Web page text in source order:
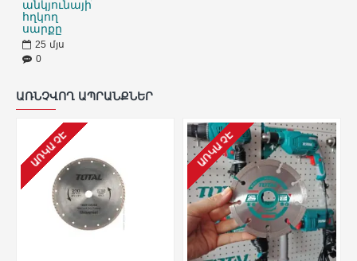
անկյունային
հղկող
սարքը
25 մյս
0
ԱՌՆՉՎՈՂ ԱՊՐԱՆՔՆԵՐ
ԱՌԿԱ ՉԷ ԱՌԿԱ ՉԷ